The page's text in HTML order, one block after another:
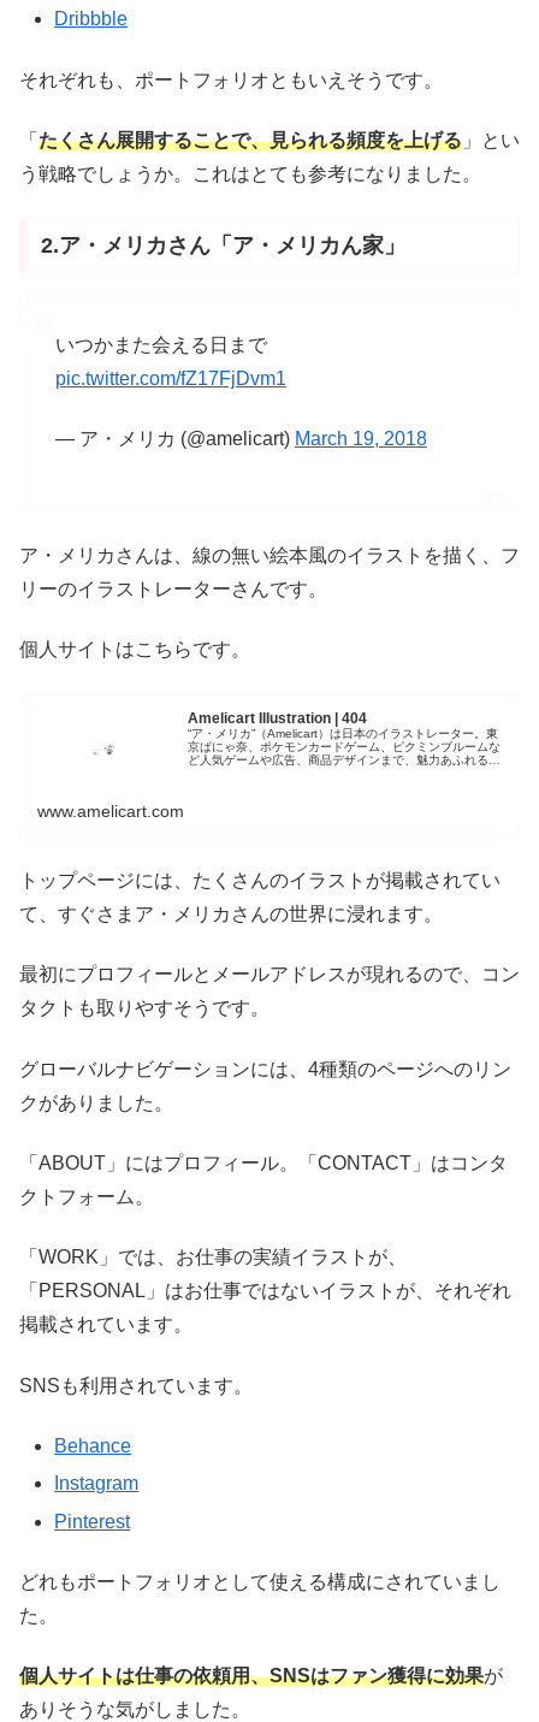
Dribbble
それぞれも、ポートフォリオともいえそうです。
「 たくさん展開することで、見られる頻度を上げる 」とい
う戦略でしょうか。これはとても参考になりました。
2.ア・メリカさん「ア・メリカん家」
いつかまた会える日まで
pic.twitter.com/fZ17FjDvm1
— ア・メリカ (@amelicart) March 19, 2018
ア・メリカさんは、線の無い絵本風のイラストを描く、フ
リーのイラストレーターさんです。
個人サイトはこちらです。
Amelicart Illustration | 404
“ア・メリカ”（Amelicart）は日本のイラストレーター。東
京ばにゃ奈、ポケモンカードゲーム、ピクミンブルームな
ど人気ゲームや広告、商品デザインまで、魅力あふれる表
www.amelicart.com
トップページには、たくさんのイラストが掲載されてい
て、すぐさまア・メリカさんの世界に浸れます。
最初にプロフィールとメールアドレスが現れるので、コン
タクトも取りやすそうです。
グローバルナビゲーションには、4種類のページへのリン
クがありました。
「ABOUT」にはプロフィール。「CONTACT」はコンタ
クトフォーム。
「WORK」では、お仕事の実績イラストが、
「PERSONAL」はお仕事ではないイラストが、それぞれ
掲載されています。
SNSも利用されています。
Behance
Instagram
Pinterest
どれもポートフォリオとして使える構成にされていまし
た。
個人サイトは仕事の依頼用、SNSはファン獲得に効果が
ありそうな気がしました。